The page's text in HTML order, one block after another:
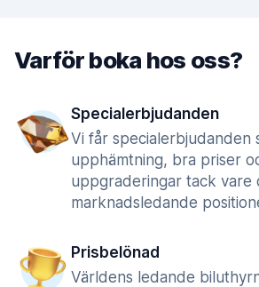
Varför boka hos oss?
Specialerbjudanden
Vi får specialerbjudanden
upphämtning, bra priser
uppgraderingar tack vare
marknadsledande
Prisbelönad
Världens ledande